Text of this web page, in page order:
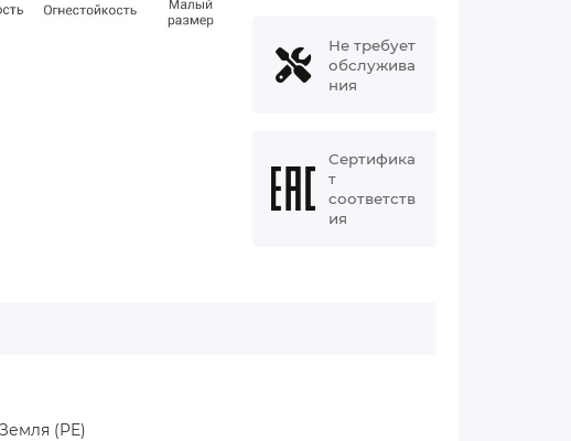
Не требует
обслужива
ния
Сертифика
т
соответств
ия
(PE)